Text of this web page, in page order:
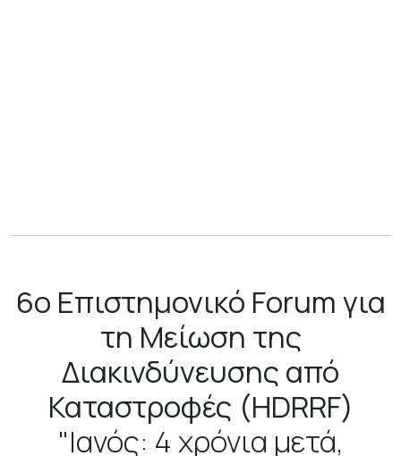
6ο Επιστημονικό Forum για
τη Μείωση της
Διακινδύνευσης από
Καταστροφές (HDRRF)
"Ιανός: 4 χρόνια μετά,